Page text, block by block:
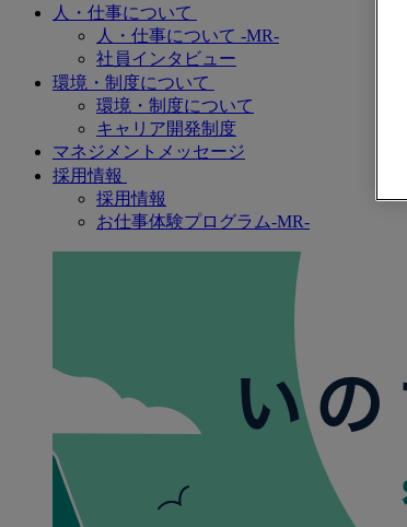
人・仕事について
人・仕事について -MR-
社員インタビュー
環境・制度について
環境・制度について
キャリア開発制度
マネジメントメッセージ
採用情報
採用情報
お仕事体験プログラム-MR-